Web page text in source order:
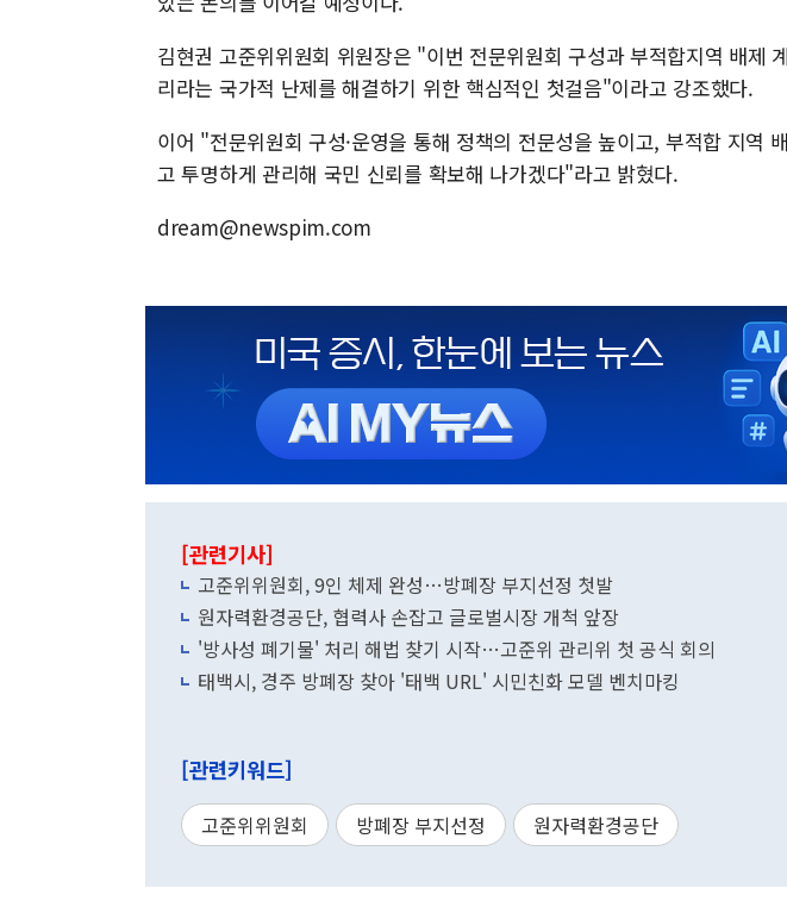
김현권 고준위위원회 위원장은 "이번 전문위원회 구성과 부적합지역 배제
리라는 국가적 난제를 해결하기 위한 핵심적인 첫걸음"이라고 강조했다.
이어 "전문위원회 구성·운영을 통해 정책의 전문성을 높이고, 부적합 지역
고 투명하게 관리해 국민 신뢰를 확보해 나가겠다"라고 밝혔다.
dream@newspim.com
[관련기사]
고준위위원회, 9인 체제 완성…방폐장 부지선정 첫발
원자력환경공단, 협력사 손잡고 글로벌시장 개척 앞장
'방사성 폐기물' 처리 해법 찾기 시작…고준위 관리위 첫 공식 회의
태백시, 경주 방폐장 찾아 '태백 URL' 시민친화 모델 벤치마킹
[관련키워드]
고준위위원회 방폐장 부지선정 원자력환경공단